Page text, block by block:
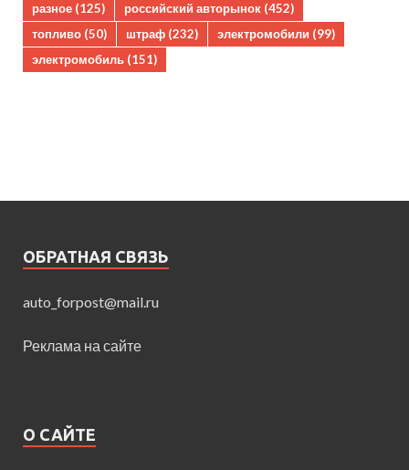
разное (125) российский авторынок (452)
топливо (50) штраф (232) электромобили (99)
электромобиль (151)
ОБРАТНАЯ СВЯЗЬ
auto_forpost@mail.ru
Реклама на сайте
О САЙТЕ